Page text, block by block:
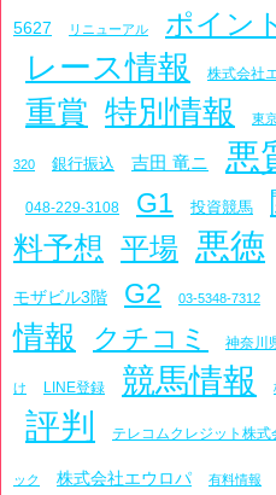
5627 リニューアル ポイン
レース情報 株式会社
重賞 特別情報 東
320 銀行振込 吉田 竜ニ 悪
048-229-3108 G1 投資競馬
料予想 平場 悪徳
モザビル3階 G2 03-5348-7312
情報
クチコミ 神奈川
け LINE登録 競馬情報
評判 テレコムクレジット株式
ック 株式会社エウロパ 有料情報